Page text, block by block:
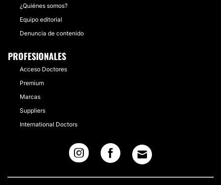
¿Quiénes somos?
Equipo editorial
Denuncia de contenido
PROFESIONALES
Acceso Doctores
Premium
Marcas
Suppliers
International Doctors